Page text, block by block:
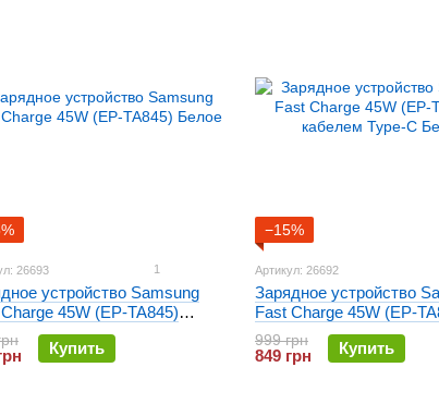
26693 1
устройство Samsung
45W (EP-TA845)
Купить
−15%
Артикул: 26692
Зарядное устройство
Fast Charge 45W (EP-
кабелем Type-C Белое
999 грн
849 грн Купить